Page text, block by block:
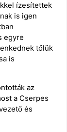
ízesítettek
is igen
egyre
tőlük
is
az
a Cserpes
és